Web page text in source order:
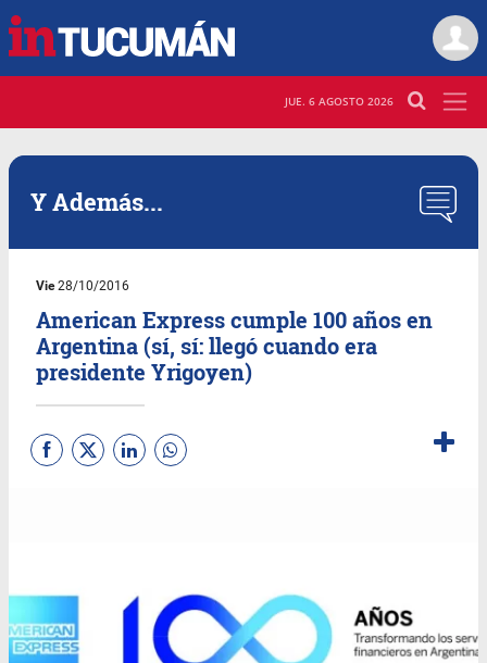
JUE. 6 AGOSTO 2026
Y Además...
Vie28/10/2016
American Express cumple 100 años en
Argentina (sí, sí: llegó cuando era
presidente Yrigoyen)